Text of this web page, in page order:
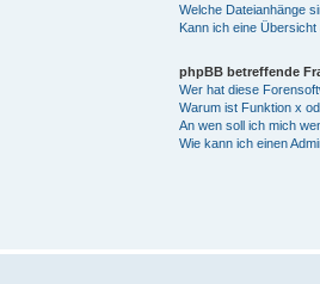
Welche Dateianhänge
Kann ich eine
phpBB betreffende
Wer hat diese
Warum ist Funktion x
An wen soll ich mich
Wie kann ich einen